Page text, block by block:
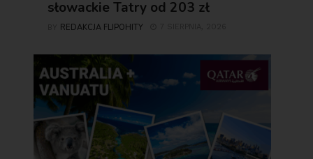
słowackie Tatry od 203 zł
REDAKCJA FLIPOHITY